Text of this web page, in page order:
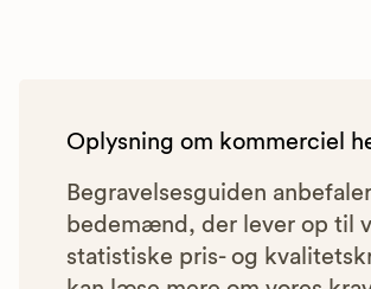
Oplysning om kommerciel
Begravelsesguiden
bedemænd, der lever op til
statistiske pris- og